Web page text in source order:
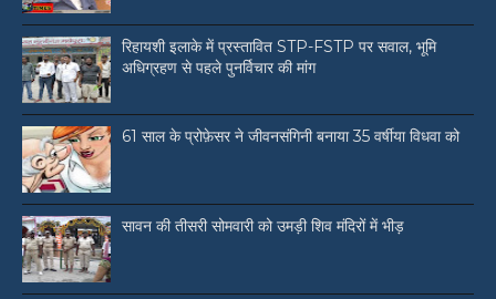
रिहायशी इलाके में प्रस्तावित STP-FSTP पर सवाल, भूमि
अधिग्रहण से पहले पुनर्विचार की मांग
61 साल के प्रोफ़ेसर ने जीवनसंगिनी बनाया 35 वर्षीया विधवा को
सावन की तीसरी सोमवारी को उमड़ी शिव मंदिरों में भीड़